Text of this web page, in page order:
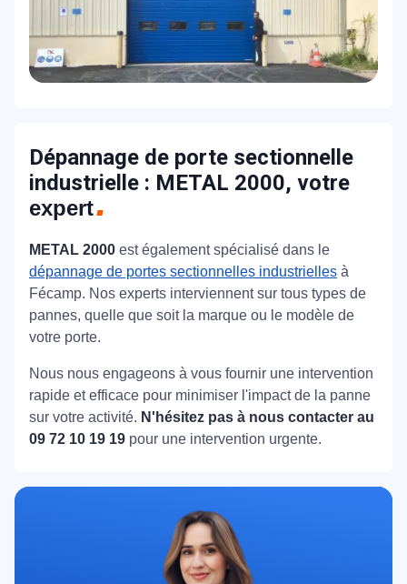
Dépannage de porte sectionnelle
industrielle : METAL 2000, votre
expert
METAL 2000 est également spécialisé dans le
dépannage de portes sectionnelles industrielles à
Fécamp. Nos experts interviennent sur tous types de
pannes, quelle que soit la marque ou le modèle de
votre porte.
Nous nous engageons à vous fournir une intervention
rapide et efficace pour minimiser l'impact de la panne
sur votre activité. N'hésitez pas à nous contacter au
09 72 10 19 19 pour une intervention urgente.